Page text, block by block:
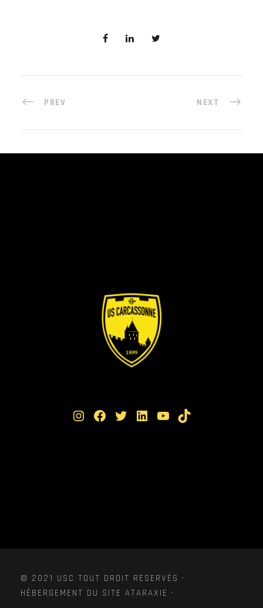
PREV NEXT
Instagram Facebook Twitter LinkedIn YouTube TikTok
© 2021 USC TOUT DROIT RESERVÉS ·
HÉBERGEMENT DU SITE ATARAXIE ·